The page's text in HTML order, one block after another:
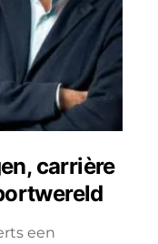
carrière
een